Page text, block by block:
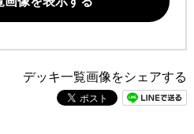
デッキ一覧画像をシェアする